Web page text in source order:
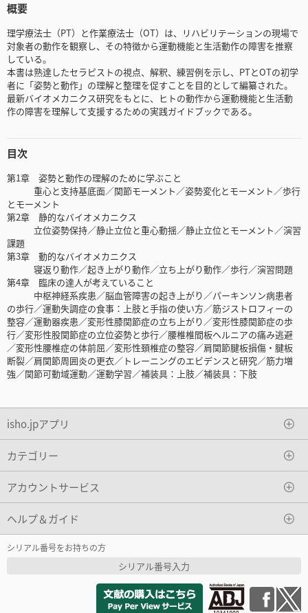
概要
理学療法士（PT）と作業療法士（OT）は、リハビリテーションの現場で
対象者の動作を観察し、その特徴から運動機能と生活動作の障害を推察
している。
本書は熟達したセラピストの視点、解釈、練習例を示し、PTとOTの初学
者に「姿勢と動作」の理解と整理を促すことを目的として編纂された。
最新バイオメカニクス研究をもとに、ヒトの動作から運動機能と生活動
作の障害を理解して支援するための実践ガイドブックである。
目次
第1章 姿勢と動作の理解のために学ぶこと
重心と支持基底面／関節モーメント／姿勢変化とモーメント／歩行
とモーメント
第2章 静的なバイオメカニクス
立位姿勢保持／静止立位と重心動揺／静止立位とモーメント／演習
課題
第3章 動的なバイオメカニクス
寝返り動作／起き上がり動作／立ち上がり動作／歩行／演習問題
第4章 臨床の達人が考えていること
中枢神経系疾患／脳血管障害の起き上がり／パーキンソン病患者
の歩行／運動失調症の食事：上肢と手指の使い方／筋ジストロフィーの
整容／運動器疾患／変形性膝関節症の立ち上がり／変形性膝関節症の歩
行／変形性股関節症の立位姿勢と歩行／腰椎椎間板ヘルニアの痛み逃避
／変形性腰椎症の体前屈／変形性頚椎症の整容／肩関節腱板損傷・腱板
断裂／肩関節周囲炎の更衣／トレーニングのエビデンスと研究／筋力増
強／関節可動域運動／運動学習／補装具：上肢／補装具：下肢
isho.jpアプリ
カテゴリー
アカウントサービス
ヘルプ＆ガイド
シリアル番号をお持ちの方
シリアル番号入力